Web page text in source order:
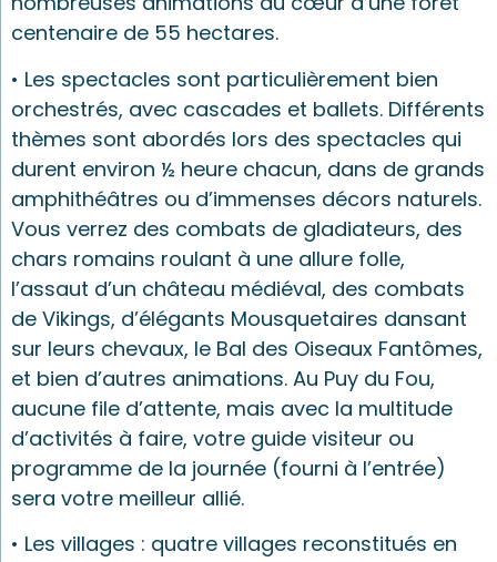
centenaire de 55 hectares.
• Les spectacles sont particulièrement bien
orchestrés, avec cascades et ballets. Différents
thèmes sont abordés lors des spectacles qui
durent environ ½ heure chacun, dans de grands
amphithéâtres ou d’immenses décors naturels.
Vous verrez des combats de gladiateurs, des
chars romains roulant à une allure folle,
l’assaut d’un château médiéval, des combats
de Vikings, d’élégants Mousquetaires dansant
sur leurs chevaux, le Bal des Oiseaux Fantômes,
et bien d’autres animations. Au Puy du Fou,
aucune file d’attente, mais avec la multitude
d’activités à faire, votre guide visiteur ou
programme de la journée (fourni à l’entrée)
sera votre meilleur allié.
• Les villages : quatre villages reconstitués en